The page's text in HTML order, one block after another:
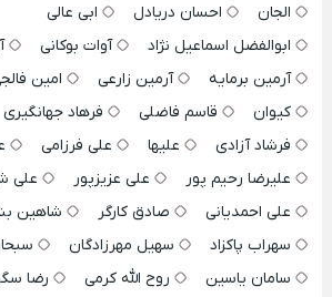
الجان
احسان دریادل
ابی عالی
ابوالفضل اسماعیل نژاد
آوات بوکانی
آرمین برمایه
آرمین زارعی امین
کیوان
قاسم فاضلی فرهاد جهانگیری
فرشاد آزادی
علیها علی فرزامی
علیرضا رحیم پور
علی عزیزپور
علی
علی احمدیانی
صادق کارگر شاهین
سهراب پاکزاد
سهیل مهرزادگان
سامان یاسین
روح الله کرمی
رضا